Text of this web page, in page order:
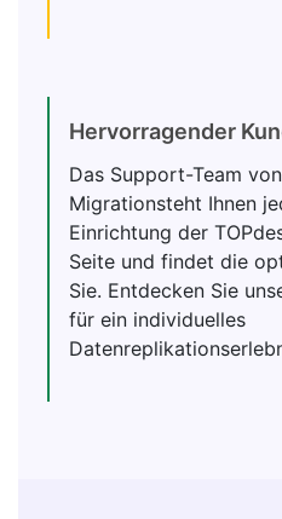
Hervorragender
Das Support-Team
Migrationsteht Ihnen
Einrichtung der
Seite und findet die
Sie. Entdecken Sie
für ein individuelles